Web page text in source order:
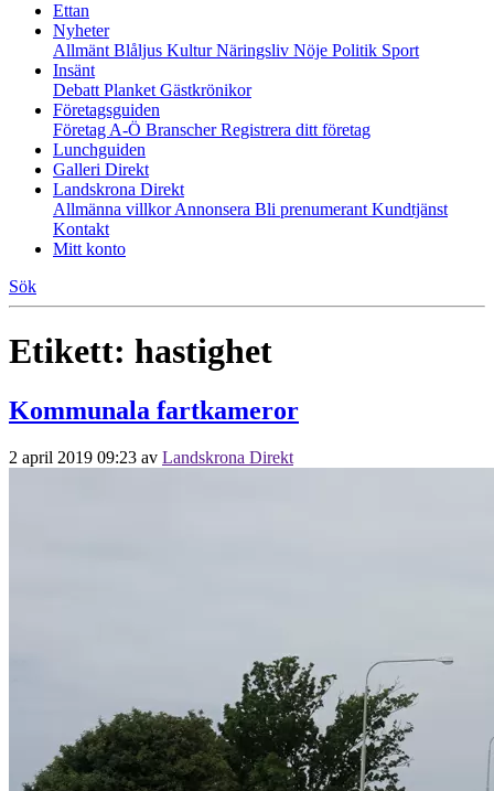
Ettan
Nyheter
Allmänt Blåljus KulturNäringsliv Nöje Politik Sport
Insänt
Debatt Planket Gästkrönikor
Företagsguiden
Företag A-Ö BranscherRegistrera ditt företag
Lunchguiden
Galleri Direkt
Landskrona Direkt
Allmänna villkorAnnonsera Bli prenumerant Kundtjänst
Kontakt
Mitt konto
Sök
Etikett: hastighet
Kommunala fartkameror
2 april 2019 09:23 av Landskrona Direkt